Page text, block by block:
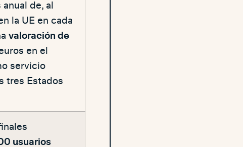
de, al
la UE en cada
valoración de
en el
servicio
tres Estados
usuarios